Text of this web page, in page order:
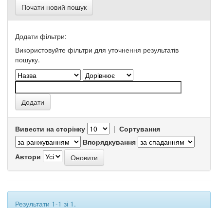
Почати новий пошук
Додати фільтри:
Використовуйте фільтри для уточнення результатів
пошуку.
Вивести на сторінку | Сортування
Впорядкування
Автори
Результати 1-1 зі 1.